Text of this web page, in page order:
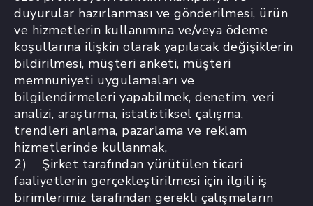
duyurular hazırlanması ve gönderilmesi, ürün
ve hizmetlerin kullanımına ve/veya ödeme
koşullarına ilişkin olarak yapılacak değişiklerin
bildirilmesi, müşteri anketi, müşteri
memnuniyeti uygulamaları ve
bilgilendirmeleri yapabilmek, denetim, veri
analizi, araştırma, istatistiksel çalışma,
trendleri anlama, pazarlama ve reklam
hizmetlerinde kullanmak,
2) Şirket tarafından yürütülen ticari
faaliyetlerin gerçekleştirilmesi için ilgili iş
birimlerimiz tarafından gerekli çalışmaların